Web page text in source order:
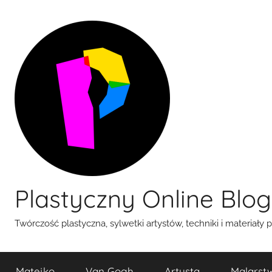
Plastyczny Online Blog
Twórczość plastyczna, sylwetki artystów, techniki i materiały